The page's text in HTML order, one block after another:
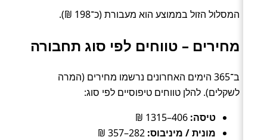
המסלול הזול בממוצע הוא מעבורת (כ־198 ₪).
מחירים – טווחים לפי סוג תחבורה
ב־365 הימים האחרונים נרשמו מחירים (המרה
לשקלים). להלן טווחים טיפוסיים לפי סוג:
טיסה:
מונית / מיניבוס: